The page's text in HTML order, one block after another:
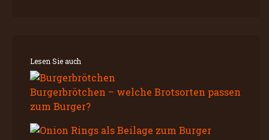
Lesen Sie auch
Burgerbrötchen – welche Brotsorten passen
zum Burger?